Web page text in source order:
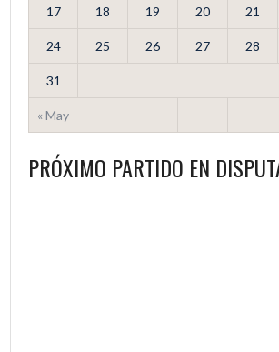
« May
17 18 19 20 21
24 25 26 27 28
31
PRÓXIMO PARTIDO EN